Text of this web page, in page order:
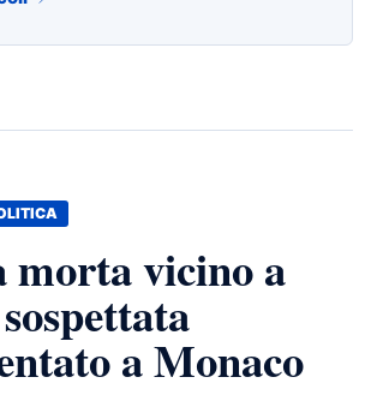
morta vicino a
a Monaco